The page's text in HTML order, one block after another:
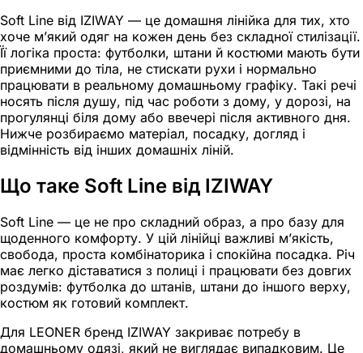
Чи підходить Soft Line для сну?
Так, якщо вам комфортно спати у футболці, штанах
Як прати речі IZIWAY?
Дотримуйтеся ярлика, періть навиворіт,
Перейдіть до каталогу LEONER
Щоб подивитися футболки, штани і костюми, відкрийте
Часті запитання
Soft Line підходить тільки для дому?
Чи можна носити футболку і штани окремо?
Як обрати розмір?
Чи підходить Soft Line для сну?
Soft Line від IZIWAY — це домашня лінійка для тих, хто
хоче м’який одяг на кожен день без складної стилізації.
Її логіка проста: футболки, штани й костюми мають бути
приємними до тіла, не стискати рухи і нормально
працювати в реальному домашньому графіку. Такі речі
носять після душу, під час роботи з дому, у дорозі, на
прогулянці біля дому або ввечері після активного дня.
Нижче розбираємо матеріал, посадку, догляд і
відмінність від інших домашніх ліній.
Що таке Soft Line від IZIWAY
Soft Line — це не про складний образ, а про базу для
щоденного комфорту. У цій лінійці важливі м’якість,
свобода, проста комбінаторика і спокійна посадка. Річ
має легко діставатися з полиці і працювати без довгих
роздумів: футболка до штанів, штани до іншого верху,
костюм як готовий комплект.
Для LEONER бренд IZIWAY закриває потребу в
домашньому одязі, який не виглядає випадковим. Це